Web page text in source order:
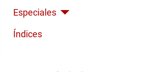
Especiales
Índices